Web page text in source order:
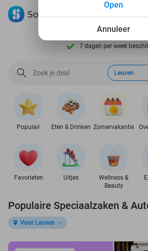
Ontdek 15.000+ deals
7 dagen per week
10+ miljoen leden
Ontdek 15.000+
Populair Eten & Drinken Zomervakantie
Favorieten Uitjes
Wellness &
Beauty
Leuven
Populaire Speciaalzaken &
Voor Leuven
Annuleer
Open